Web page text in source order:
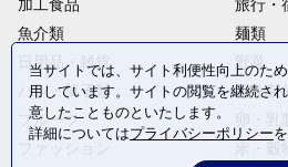
加工食品
旅行・
魚介類
麺類
日用品・雑貨
野菜
パン・菓子類
電化製
フルーツ
当サイトでは、サイト利便性向上のた
用しています。サイトの閲覧を継続さ
意したことものといたします。
詳細についてはプライバシーポリシー